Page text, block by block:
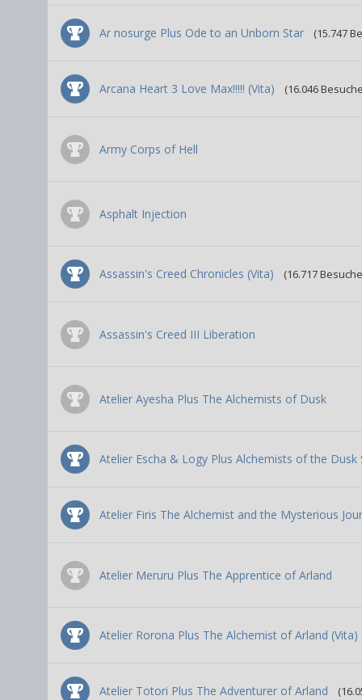
Ar nosurge Plus Ode to an Unborn Star (15.747
Arcana Heart 3 Love Max!!!!! (Vita) (16.046
Army Corps of Hell
Asphalt Injection
Assassin's Creed Chronicles (Vita) (16.717
Assassin's Creed III Liberation
Atelier Ayesha Plus The Alchemists of Dusk
Atelier Escha & Logy Plus Alchemists of the Dusk
Atelier Firis The Alchemist and the Mysterious
Atelier Meruru Plus The Apprentice of Arland
Atelier Rorona Plus The Alchemist of Arland (Vita)
Atelier Totori Plus The Adventurer of Arland